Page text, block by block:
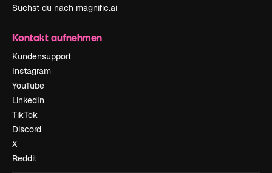
Suchst du nach magnific.ai
Kontakt aufnehmen
Kundensupport
Instagram
YouTube
LinkedIn
TikTok
Discord
X
Reddit